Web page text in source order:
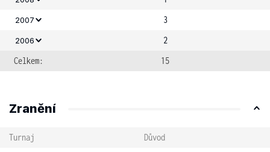
2007 3
2006
2
Celkem:
15
Zranění
Turnaj Důvod